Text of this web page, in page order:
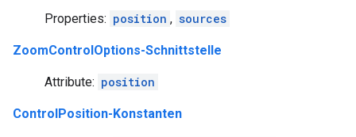
Properties: position , sources
ZoomControlOptions-Schnittstelle
Attribute: position
ControlPosition-Konstanten